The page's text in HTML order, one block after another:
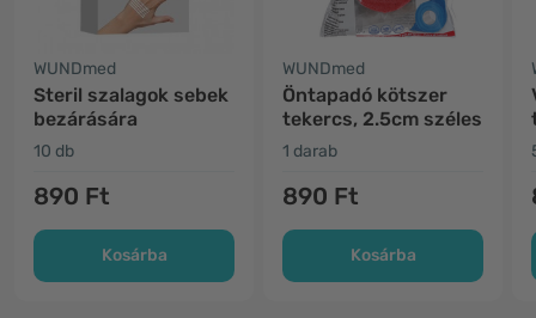
WUNDmed
Steril szalagok sebek
bezárására
10 db
890 Ft
Kosárba
WUNDmed
Öntapadó kötszer
tekercs, 2.5cm széles
1 darab
890 Ft
Kosárba